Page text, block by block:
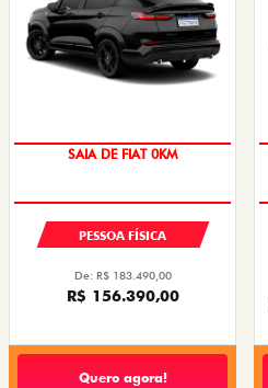
SAIA DE FIAT 0KM
PESSOA FÍSICA
De: R$ 183.490,00
R$ 156.390,00
Quero agora!